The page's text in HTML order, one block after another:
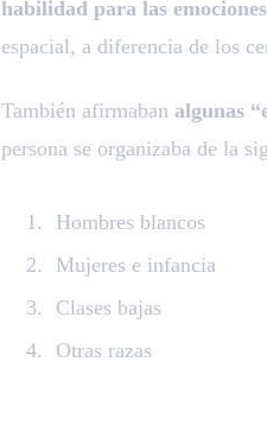
habilidad para las
espacial, a diferencia de los
También afirmaban algunas
persona se organizaba de la
Hombres blancos
Mujeres e infancia
Clases bajas
Otras razas